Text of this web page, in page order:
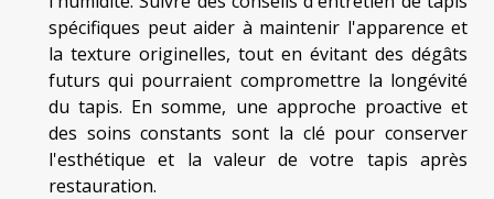
spécifiques peut aider à maintenir l'apparence et
la texture originelles, tout en évitant des dégâts
futurs qui pourraient compromettre la longévité
du tapis. En somme, une approche proactive et
des soins constants sont la clé pour conserver
l'esthétique et la valeur de votre tapis après
restauration.